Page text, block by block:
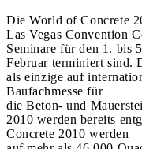
Die World of Concrete
Las Vegas Convention
Seminare für den 1. bis
Februar terminiert sind.
als einzige auf
Baufachmesse für
die Beton- und
2010 werden bereits
Concrete 2010 werden